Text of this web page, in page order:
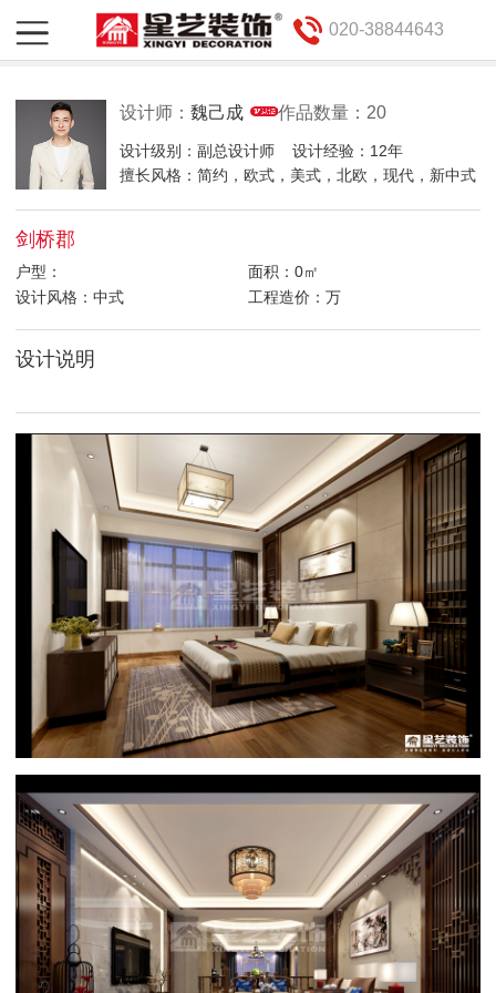
020-38844643
设计师： 魏己成 作品数量：20
设计级别：副总设计师
设计经验：12年
擅长风格：简约，欧式，美式，北欧，现代，新中式
剑桥郡
户型：
面积：0㎡
设计风格：中式
工程造价：万
设计说明